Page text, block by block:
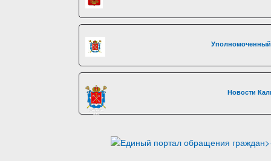
Уполномоченный
Новости